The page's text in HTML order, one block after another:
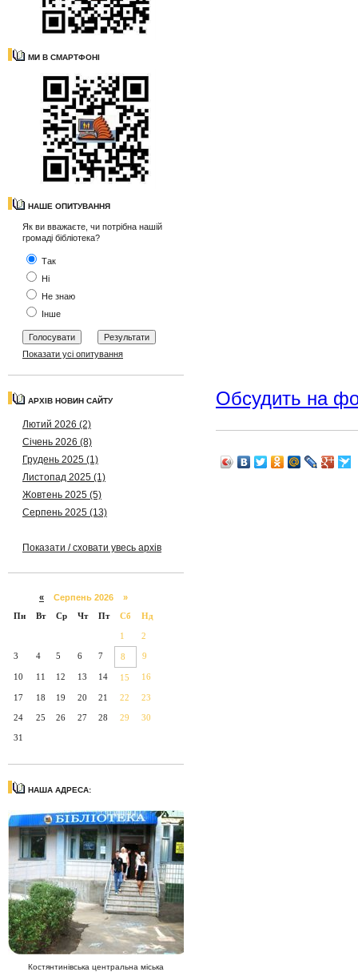
МИ В СМАРТФОНІ
НАШЕ ОПИТУВАННЯ
Як ви вважаєте, чи потрібна нашій
громаді бібліотека?
Так
Ні
Не знаю
Інше
Показати усі опитування
АРХІВ НОВИН САЙТУ
Лютий 2026 (2)
Січень 2026 (8)
Грудень 2025 (1)
Листопад 2025 (1)
Жовтень 2025 (5)
Серпень 2025 (13)
Показати / сховати увесь архів
« Серпень 2026 »
Пн
Вт Ср Чт Пт Сб Нд
1 2
3 4 5 6 7 8 9
10 11 12 13 14 15 16
17 18 19 20 21 22 23
24 25 26 27 28 29 30
31
НАША АДРЕСА:
Костянтинівська центральна міська
Обсудить на